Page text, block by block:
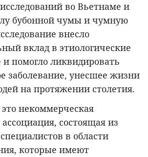
во Вьетнаме и
бубонной чумы и чумную
внесло
вклад в этиологические
помогло ликвидировать
заболевание, унесшее жизни
на протяжении столетия.
это некоммерческая
состоящая из
в области
которые имеют